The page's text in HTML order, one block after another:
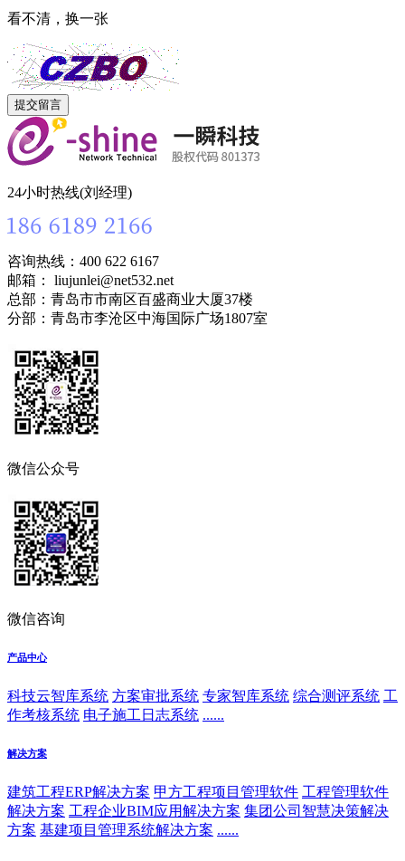
看不清，换一张
24小时热线(刘经理)
咨询热线：400 622 6167
邮箱： liujunlei@net532.net
总部：青岛市市南区百盛商业大厦37楼
分部：青岛市李沧区中海国际广场1807室
微信公众号
微信咨询
产品中心
科技云智库系统 方案审批系统 专家智库系统 综合测评系统 工
作考核系统 电子施工日志系统 ......
解决方案
建筑工程ERP解决方案 甲方工程项目管理软件 工程管理软件
解决方案 工程企业BIM应用解决方案 集团公司智慧决策解决
方案 基建项目管理系统解决方案 ......